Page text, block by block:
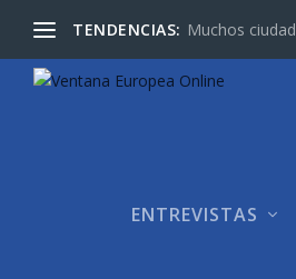
TENDENCIAS: Muchos
ENTREVISTAS